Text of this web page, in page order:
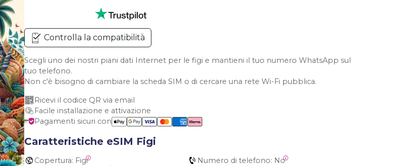
Controlla la compatibilità
Scegli uno dei nostri piani dati Internet per le figi e mantieni il tuo numero WhatsApp sul
tuo telefono.
Non c'è bisogno di cambiare la scheda SIM o di cercare una rete Wi-Fi pubblica.
Ricevi il codice QR via email
Facile installazione e attivazione
Pagamenti sicuri con
Caratteristiche eSIM Figi
Copertura: Figi Numero di telefono: No